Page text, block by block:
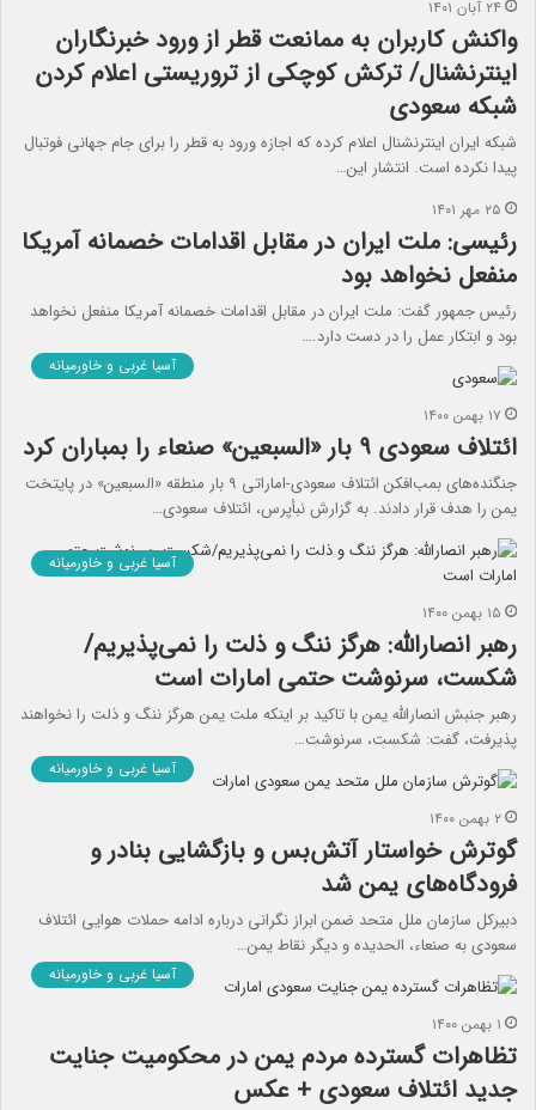
۲۴ آبان ۱۴۰۱
واکنش کاربران به ممانعت قطر از ورود خبرنگاران
اینترنشنال/ ترکش کوچکی از تروریستی اعلام کردن
شبکه سعودی
شبکه ایران اینترنشنال اعلام کرده که اجازه ورود به قطر را برای جام جهانی فوتبال
پیدا نکرده است. انتشار این…
۲۵ مهر ۱۴۰۱
رئیسی: ملت ایران در مقابل اقدامات خصمانه آمریکا
منفعل نخواهد بود
رئیس جمهور گفت: ملت ایران در مقابل اقدامات خصمانه آمریکا منفعل نخواهد
بود و ابتکار عمل را در دست دارد.…
آسیا غربی و خاورمیانه
۱۷ بهمن ۱۴۰۰
ائتلاف سعودی ۹ بار «السبعین» صنعاء را بمباران کرد
جنگنده‌های بمب‌افکن ائتلاف سعودی-اماراتی ۹ بار منطقه «السبعین» در پایتخت
یمن را هدف قرار دادند. به گزارش نبأپرس، ائتلاف سعودی…
آسیا غربی و خاورمیانه
۱۵ بهمن ۱۴۰۰
رهبر انصارالله: هرگز ننگ و ذلت را نمی‌پذیریم/
شکست، سرنوشت حتمی امارات است
رهبر جنبش انصارالله یمن با تاکید بر اینکه ملت یمن هرگز ننگ و ذلت را نخواهند
پذیرفت، گفت: شکست، سرنوشت…
آسیا غربی و خاورمیانه
۲ بهمن ۱۴۰۰
گوترش خواستار آتش‌بس و بازگشایی بنادر و
فرودگاه‌های یمن شد
دبیرکل سازمان ملل متحد ضمن ابراز نگرانی درباره ادامه حملات هوایی ائتلاف
سعودی به صنعاء، الحدیده و دیگر نقاط یمن…
آسیا غربی و خاورمیانه
۱ بهمن ۱۴۰۰
تظاهرات گسترده مردم یمن در محکومیت جنایت‌
جدید ائتلاف سعودی + عکس